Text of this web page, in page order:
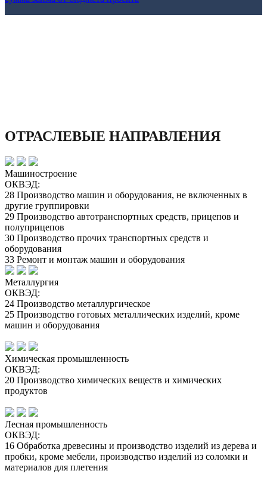
ОТРАСЛЕВЫЕ НАПРАВЛЕНИЯ
Машиностроение
ОКВЭД:
28 Производство машин и оборудования, не включенных в
другие группировки
29 Производство автотранспортных средств, прицепов и
полуприцепов
30 Производство прочих транспортных средств и
оборудования
33 Ремонт и монтаж машин и оборудования
Металлургия
ОКВЭД:
24 Производство металлургическое
25 Производство готовых металлических изделий, кроме
машин и оборудования
Химическая промышленность
ОКВЭД:
20 Производство химических веществ и химических
продуктов
Лесная промышленность
ОКВЭД:
16 Обработка древесины и производство изделий из дерева и
пробки, кроме мебели, производство изделий из соломки и
материалов для плетения